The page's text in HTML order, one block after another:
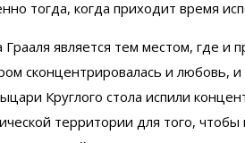
тогда, когда приходит время
является тем местом, где и
сконцентрировалась и любовь,
Круглого стола испили
территории для того,